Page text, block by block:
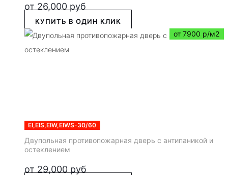
от 26,000 руб
КУПИТЬ В ОДИН КЛИК
от 7900 р/м2
EI,EIS,EIW,EIWS-30/60
Двупольная противопожарная дверь с антипаникой и
остеклением
от 29,000 руб